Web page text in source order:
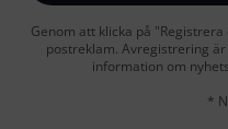
Genom att klicka på
postreklam. Avregistrering
information om
*